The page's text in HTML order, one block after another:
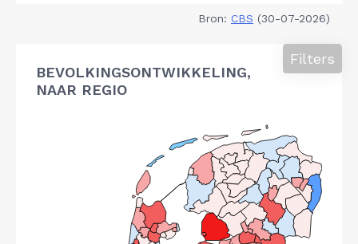
Bron: CBS (30-07-2026)
BEVOLKINGSONTWIKKELING,
NAAR REGIO
Filters